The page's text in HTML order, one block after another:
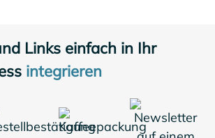
Links einfach in Ihr
integrieren